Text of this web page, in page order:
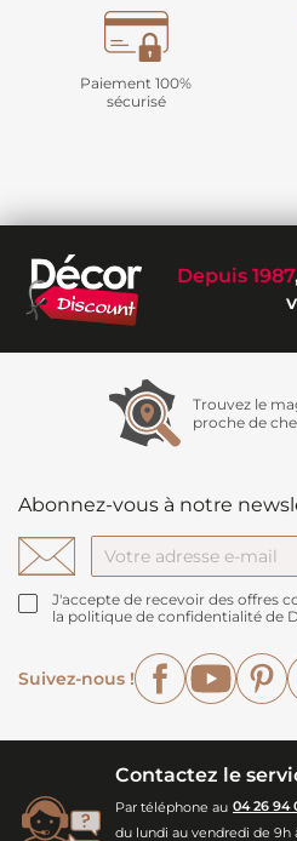
Paiement 100%
sécurisé
Depuis 1987
Trouvez le
proche de
Abonnez-vous à notre
J'accepte de recevoir des offres
la politique de confidentialité de
Suivez-nous !
Facebook
Contactez le
Par téléphone au 04 26 94
du lundi au vendredi de 9h